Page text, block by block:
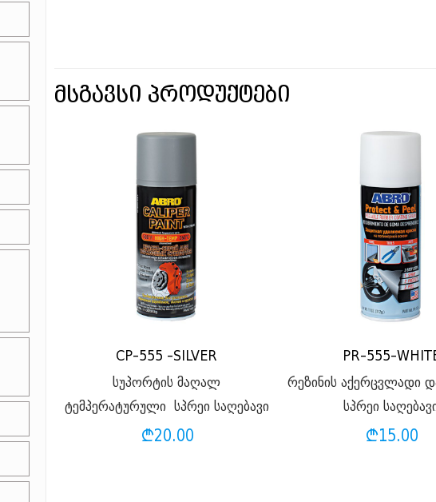
მსგავსი პროდუქტები
CP-555 -SILVER
სუპორტის მაღალ
ტემპერატურული სპრეი საღებავი
₾20.00
PR-555-
რეზინის აქერცვლადი
სპრეი
₾15.00